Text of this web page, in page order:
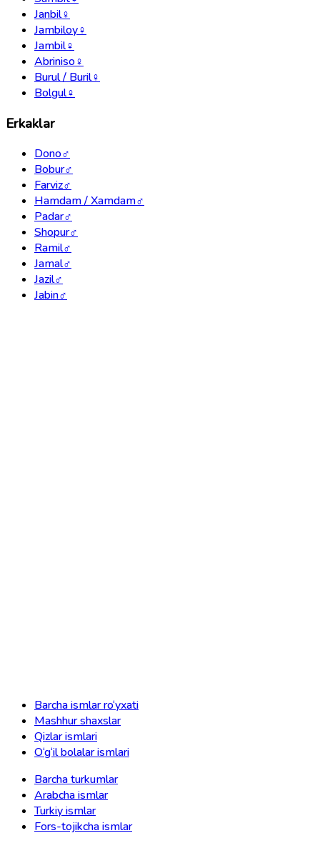
Janbil♀
Jambiloy♀
Jambil♀
Abriniso♀
Burul / Buril♀
Bolgul♀
Erkaklar
Dono♂
Bobur♂
Farviz♂
Hamdam / Xamdam♂
Padar♂
Shopur♂
Ramil♂
Jamal♂
Jazil♂
Jabin♂
Barcha ismlar ro‘yxati
Mashhur shaxslar
Qizlar ismlari
O‘g‘il bolalar ismlari
Barcha turkumlar
Arabcha ismlar
Turkiy ismlar
Fors-tojikcha ismlar